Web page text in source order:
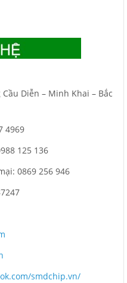
Diễn – Minh Khai – Bắc
4969
125 136
0869 256 946
smdchip.vn/